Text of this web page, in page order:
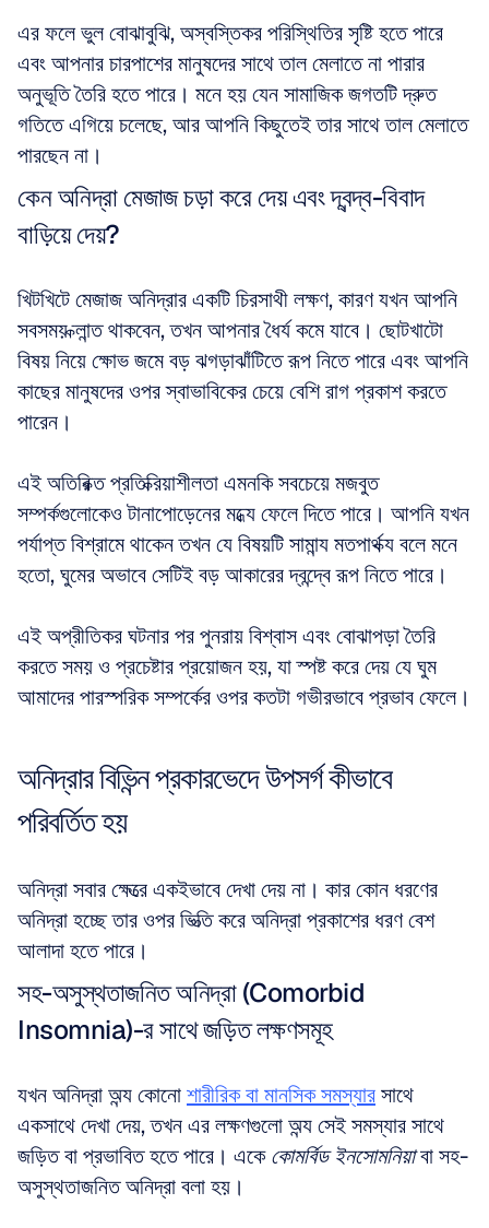
এর ফলে ভুল বোঝাবুঝি, অস্বস্তিকর পরিস্থিতির সৃষ্টি হতে পারে
এবং আপনার চারপাশের মানুষদের সাথে তাল মেলাতে না পারার
অনুভূতি তৈরি হতে পারে। মনে হয় যেন সামাজিক জগতটি দ্রুত
গতিতে এগিয়ে চলেছে, আর আপনি কিছুতেই তার সাথে তাল মেলাতে
পারছেন না।
কেন অনিদ্রা মেজাজ চড়া করে দেয় এবং দ্বন্দ্ব-বিবাদ
বাড়িয়ে দেয়?
খিটখিটে মেজাজ অনিদ্রার একটি চিরসাথী লক্ষণ, কারণ যখন আপনি
সবসময় ক্লান্ত থাকবেন, তখন আপনার ধৈর্য কমে যাবে। ছোটখাটো
বিষয় নিয়ে ক্ষোভ জমে বড় ঝগড়াঝাঁটিতে রূপ নিতে পারে এবং আপনি
কাছের মানুষদের ওপর স্বাভাবিকের চেয়ে বেশি রাগ প্রকাশ করতে
পারেন।
এই অতিরিক্ত প্রতিক্রিয়াশীলতা এমনকি সবচেয়ে মজবুত
সম্পর্কগুলোকেও টানাপোড়েনের মধ্যে ফেলে দিতে পারে। আপনি যখন
পর্যাপ্ত বিশ্রামে থাকেন তখন যে বিষয়টি সামান্য মতপার্থক্য বলে মনে
হতো, ঘুমের অভাবে সেটিই বড় আকারের দ্বন্দ্বে রূপ নিতে পারে।
এই অপ্রীতিকর ঘটনার পর পুনরায় বিশ্বাস এবং বোঝাপড়া তৈরি
করতে সময় ও প্রচেষ্টার প্রয়োজন হয়, যা স্পষ্ট করে দেয় যে ঘুম
আমাদের পারস্পরিক সম্পর্কের ওপর কতটা গভীরভাবে প্রভাব ফেলে।
অনিদ্রার বিভিন্ন প্রকারভেদে উপসর্গ কীভাবে
পরিবর্তিত হয়
অনিদ্রা সবার ক্ষেত্রে একইভাবে দেখা দেয় না। কার কোন ধরণের
অনিদ্রা হচ্ছে তার ওপর ভিত্তি করে অনিদ্রা প্রকাশের ধরণ বেশ
আলাদা হতে পারে।
সহ-অসুস্থতাজনিত অনিদ্রা (Comorbid
Insomnia)-র সাথে জড়িত লক্ষণসমূহ
যখন অনিদ্রা অন্য কোনো শারীরিক বা মানসিক সমস্যার সাথে
একসাথে দেখা দেয়, তখন এর লক্ষণগুলো অন্য সেই সমস্যার সাথে
জড়িত বা প্রভাবিত হতে পারে। একে কোমর্বিড ইনসোমনিয়া বা সহ-
অসুস্থতাজনিত অনিদ্রা বলা হয়।